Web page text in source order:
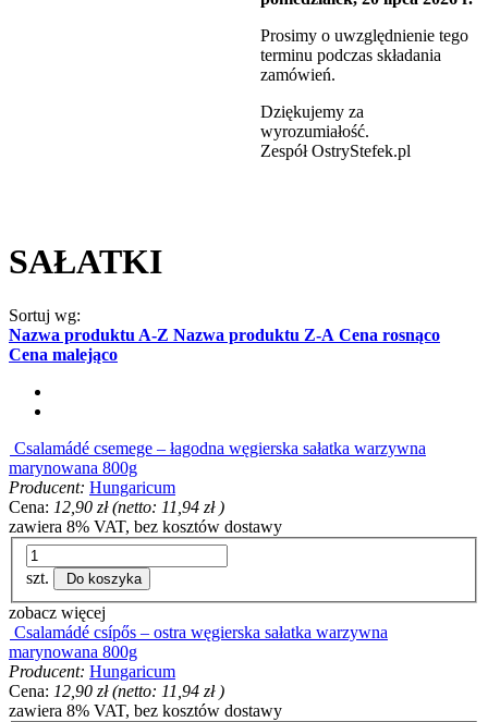
Prosimy o uwzględnienie tego
terminu podczas składania
zamówień.
Dziękujemy za
wyrozumiałość.
Zespół OstryStefek.pl
SAŁATKI
Sortuj wg:
Nazwa produktu A-Z Nazwa produktu Z-A Cena rosnąco
Cena malejąco
Csalamádé csemege – łagodna węgierska sałatka warzywna
marynowana 800g
Producent: Hungaricum
Cena: 12,90 zł (netto: 11,94 zł)
zawiera 8% VAT, bez kosztów dostawy
szt. Do koszyka
zobacz więcej
Csalamádé csípős – ostra węgierska sałatka warzywna
marynowana 800g
Producent: Hungaricum
Cena: 12,90 zł (netto: 11,94 zł)
zawiera 8% VAT, bez kosztów dostawy